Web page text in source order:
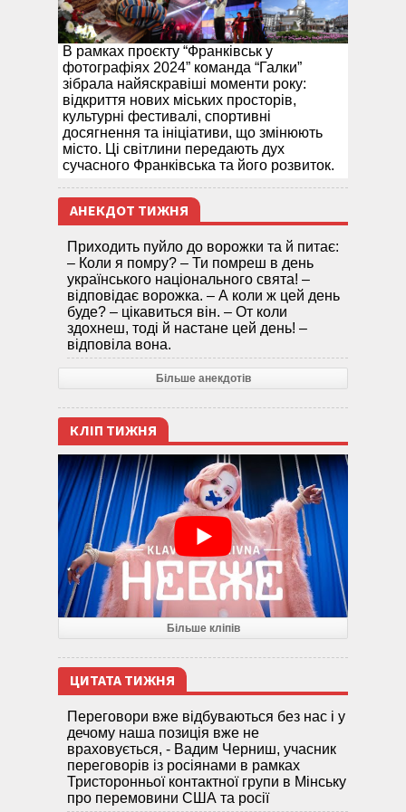
В рамках проєкту “Франківськ у
фотографіях 2024” команда “Галки”
зібрала найяскравіші моменти року:
відкриття нових міських просторів,
культурні фестивалі, спортивні
досягнення та ініціативи, що змінюють
місто. Ці світлини передають дух
сучасного Франківська та його розвиток.
АНЕКДОТ ТИЖНЯ
Приходить пуйло до ворожки та й питає:
– Коли я помру? – Ти помреш в день
українського національного свята! –
відповідає ворожка. – А коли ж цей день
буде? – цікавиться він. – От коли
здохнеш, тоді й настане цей день! –
відповіла вона.
Більше анекдотів
КЛІП ТИЖНЯ
Більше кліпів
ЦИТАТА ТИЖНЯ
Переговори вже відбуваються без нас і у
дечому наша позиція вже не
враховується, - Вадим Черниш, учасник
переговорів із росіянами в рамках
Тристоронньої контактної групи в Мінську
про перемовини США та росії